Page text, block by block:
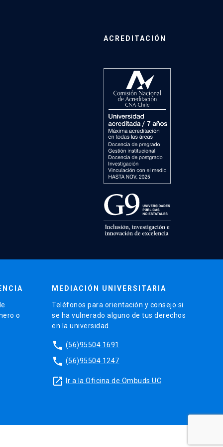
ACREDITACIÓN
o
MEDIACIÓN UNIVERSITARIA
Teléfonos para orientación y consejo si
se ha vulnerado alguno de tus derechos
en la universidad.
phone (56)95504 1691
phone (56)95504 1247
launch Ir a la Oficina de Ombuds UC